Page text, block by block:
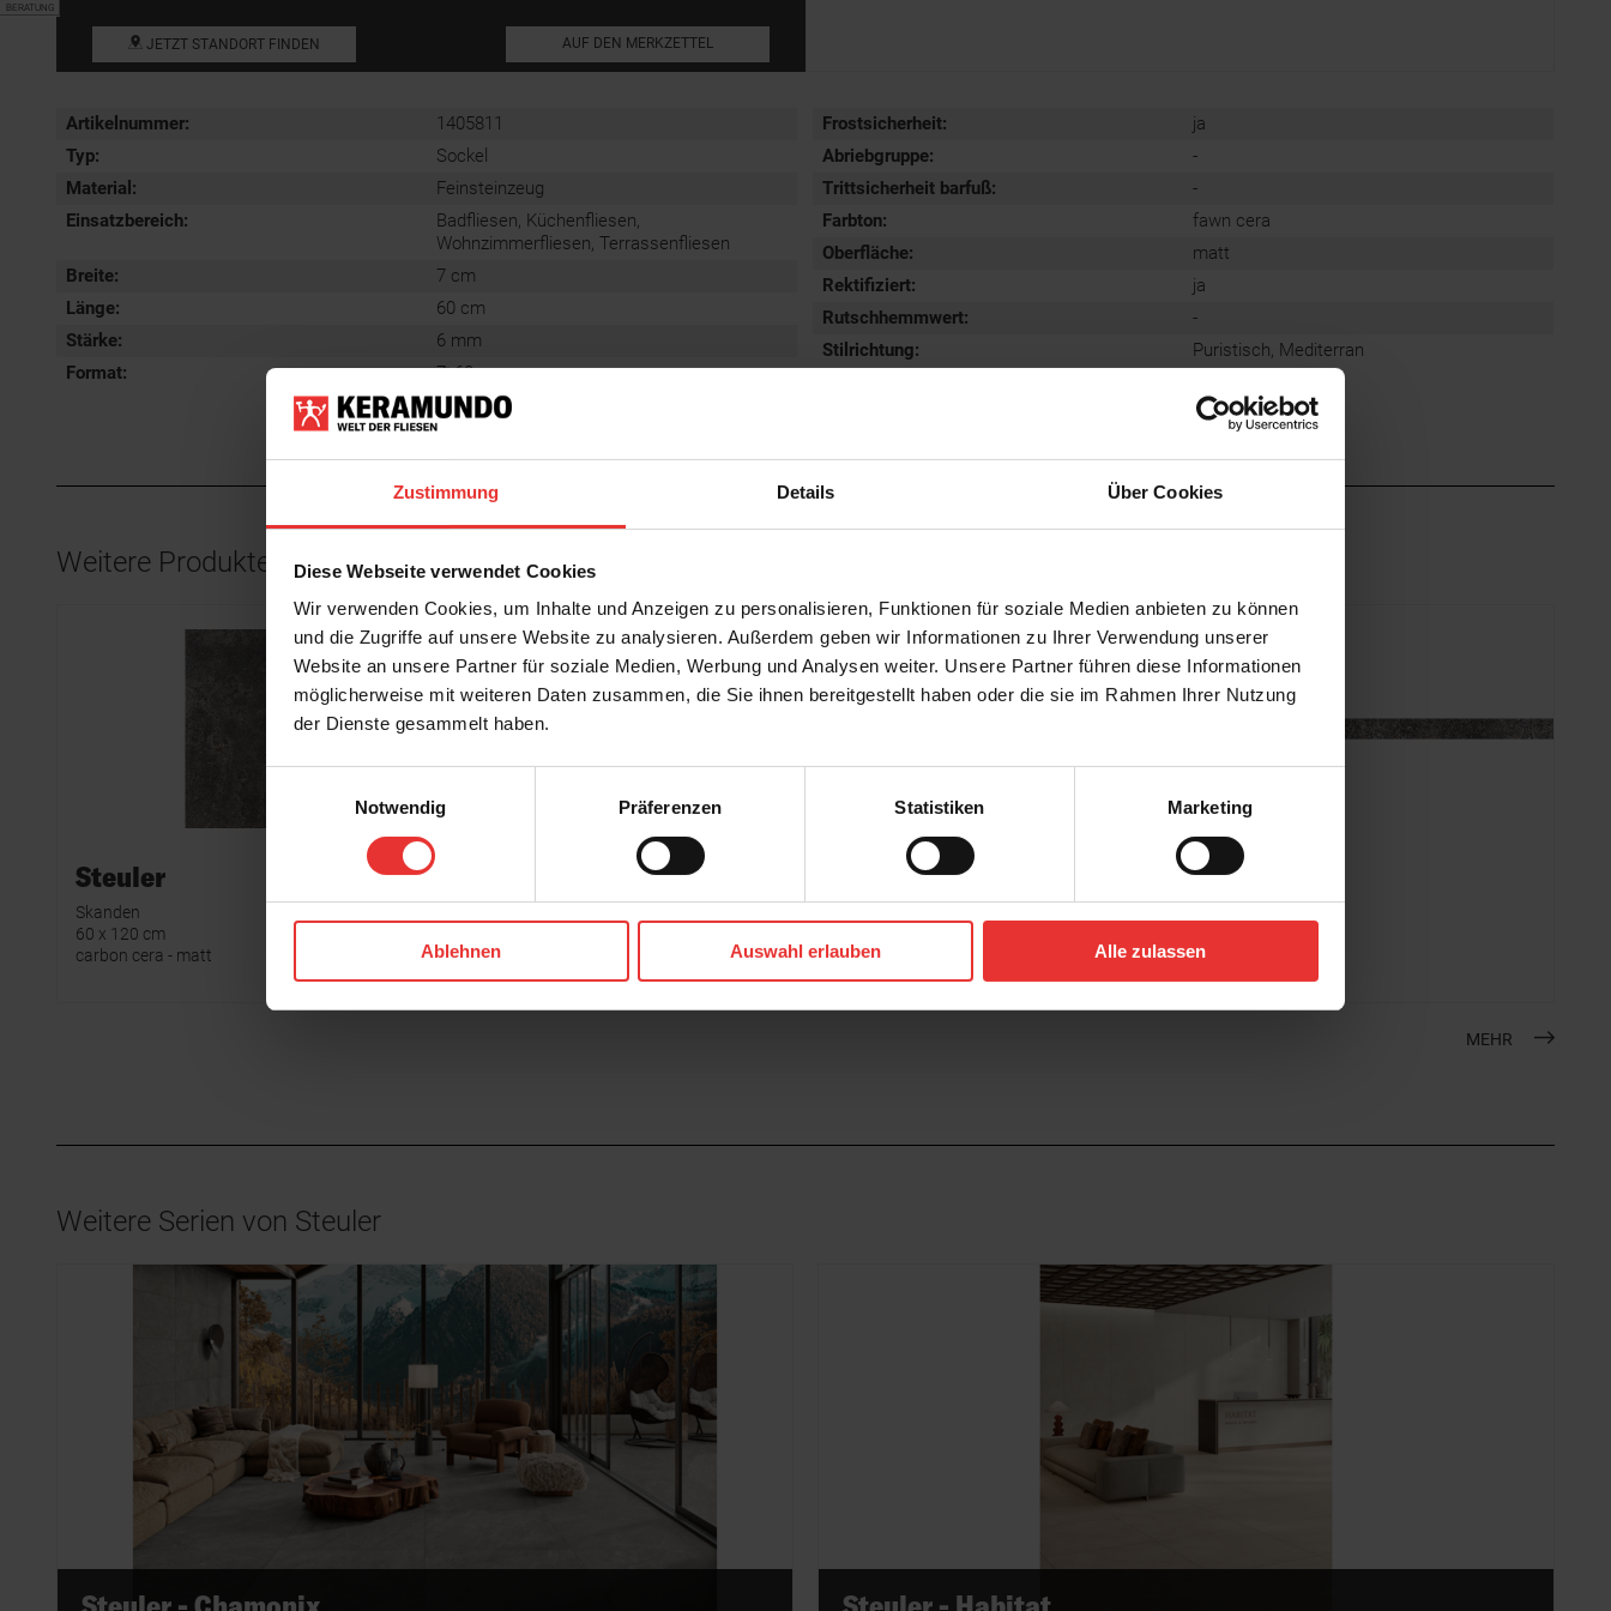
Zustimmung Details Über Cookies
Diese Webseite verwendet Cookies
Wir verwenden Cookies, um Inhalte und Anzeigen zu personalisieren, Funktionen für soziale Medien anbieten zu können
und die Zugriffe auf unsere Website zu analysieren. Außerdem geben wir Informationen zu Ihrer Verwendung unserer
Website an unsere Partner für soziale Medien, Werbung und Analysen weiter. Unsere Partner führen diese Informationen
möglicherweise mit weiteren Daten zusammen, die Sie ihnen bereitgestellt haben oder die sie im Rahmen Ihrer Nutzung
der Dienste gesammelt haben.
Notwendig
Präferenzen Statistiken Marketing
Ablehnen Auswahl erlauben Alle zulassen
JETZT STANDORT FINDEN AUF DEN MERKZETTEL
Artikelnummer:
1405811
Typ:
Sockel
Material:
Feinsteinzeug
Einsatzbereich:
Badfliesen, Küchenfliesen,
Wohnzimmerfliesen, Terrassenfliesen
Breite:
7 cm
Länge:
60 cm
Stärke:
6 mm
Format: 7x60 cm
Frostsicherheit:
ja
Abriebgruppe:
-
Trittsicherheit barfuß:
-
Farbton:
fawn cera
Oberfläche:
matt
Rektifiziert:
ja
Rutschhemmwert:
-
Stilrichtung: Puristisch, Mediterran
Weitere Produkte aus der Serie
Steuler
Skanden
60 x 120 cm
carbon cera - matt
carbon cera - matt
Steuler
carbon
Steuler
MEHR
Weitere Serien von Steuler
BERATUNG